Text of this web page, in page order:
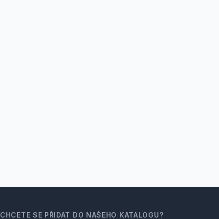
CHCETE SE PŘIDAT DO NAŠEHO KATALOGU?